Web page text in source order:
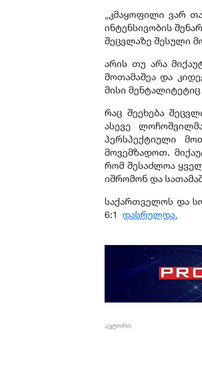
„კმაყოფილი ვარ
ინტენსივობის
შეცვლაზე შესული
არის თუ არა
მოთამაშეა და
მისი
რაც შეეხება
ასევე
პერსპექტიული
მოვემზადოთ.
რომ შესაძლოა
იშრომონ და
საქართველოს და
6:1 დასრულდა.
ავტორი